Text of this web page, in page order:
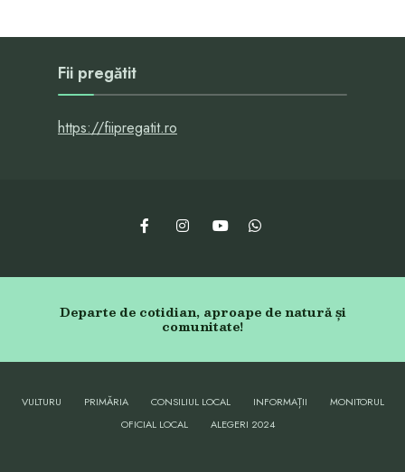
Fii pregătit
https://fiipregatit.ro
Departe de cotidian, aproape de natură și
comunitate!
VULTURU PRIMĂRIA CONSILIUL LOCAL INFORMAȚII
MONITORUL
OFICIAL LOCAL
ALEGERI 2024